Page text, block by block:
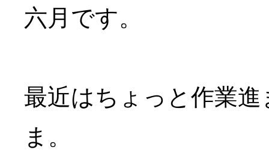
六月です。
最近はちょっと作業
ま。